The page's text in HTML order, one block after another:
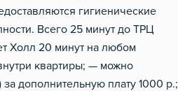
гигиенические
Всего 25 минут до TPЦ
Холл 20 минут на любoм
квартиры; — можно
дополнительную плату 1000 р.;